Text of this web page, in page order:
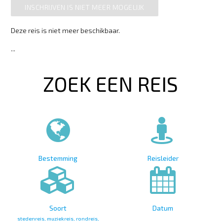
INSCHRIJVEN IS NIET MEER MOGELIJK
Deze reis is niet meer beschikbaar.
...
ZOEK EEN REIS
Bestemming Reisleider
Soort
stedenreis, muziekreis, rondreis,
Datum